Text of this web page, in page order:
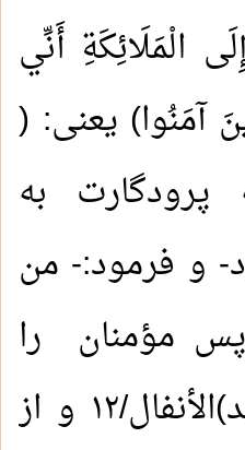
الْمَلَائِكَةِ أَنِّي
آمَنُوا) يعنى: (
به
و فرمود:- من
مؤمنان را
ثابت قدم سازید)الأنفال/١٢ و از